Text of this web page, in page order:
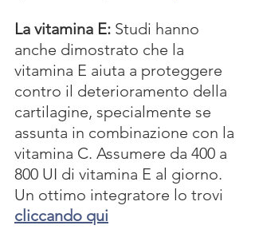
La vitamina E: Studi hanno
anche dimostrato che la
vitamina E aiuta a proteggere
contro il deterioramento della
cartilagine, specialmente se
assunta in combinazione con la
vitamina C. Assumere da 400 a
800 UI di vitamina E al giorno.
Un ottimo integratore lo trovi
cliccando qui